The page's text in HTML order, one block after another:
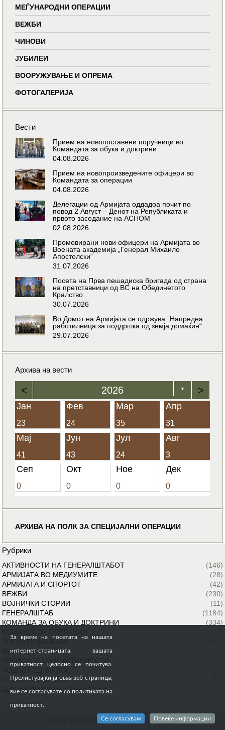
МЕЃУНАРОДНИ ОПЕРАЦИИ
ВЕЖБИ
ЧИНОВИ
ЈУБИЛЕИ
ВООРУЖУВАЊЕ И ОПРЕМА
ФОТОГАЛЕРИЈА
Вести
Прием на новопоставени поручници во
Командата за обука и доктрини
04.08.2026
Прием на новопроизведените офицери во
Командата за операции
04.08.2026
Делегации од Армијата оддадоа почит по
повод 2 Август – Денот на Републиката и
првото заседание на АСНОМ
02.08.2026
Промовирани нови офицери на Армијата во
Воената академија „Генерал Михаило
Апостолски“
31.07.2026
Посета на Прва пешадиска бригада од страна
на претставници од ВС на Обединетото
Кралство
30.07.2026
Во Домот на Армијата се одржува „Напредна
работилница за поддршка од земја домаќин“
29.07.2026
Архива на вести
< 2026 ▼ >
Јан
23
Фев
24
Мар
35
Апр
31
Мај
41
Јун
43
Јул
24
Авг
3
Сеп
0
Окт
0
Ное
0
Дек
0
АРХИВА НА ПОЛК ЗА СПЕЦИЈАЛНИ ОПЕРАЦИИ
Рубрики
АКТИВНОСТИ НА ГЕНЕРАЛШТАБОТ
(146)
АРМИЈАТА ВО МЕДИУМИТЕ
(28)
АРМИЈАТА И СПОРТОТ
(42)
ВЕЖБИ
(230)
ВОЈНИЧКИ СТОРИИ
(11)
ГЕНЕРАЛШТАБ
(1184)
КОМАНДА ЗА ОБУКА И ДОКТРИНИ
(334)
ЛОГИСТИЧКА БАЗА
МИРОВНИ МИСИИ
СПЕЦИЈАЛНИ СИЛИ
ЦИВИЛНО ВОЕНА СОРАБОТКА
mil.mk © 2019 Сите права се задржани
За време на посетата на нашата
интернет-страницата, вашата
приватност целосно се почитува.
Прелистувајќи ја оваа веб-страница,
вие се согласувате со политиката на
приватност.
Се согласувам Повеќе информации